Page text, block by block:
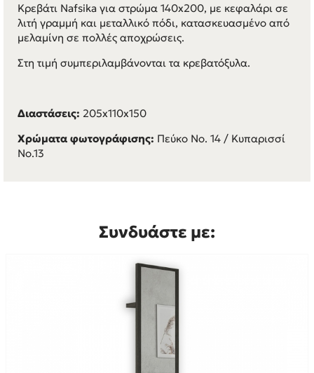
Κρεβάτι Nafsika για στρώμα 140x200, με κεφαλάρι σε
λιτή γραμμή και μεταλλικό πόδι, κατασκευασμένο από
μελαμίνη σε πολλές αποχρώσεις.
Στη τιμή συμπεριλαμβάνονται τα κρεβατόξυλα.
Διαστάσεις: 205x110x150
Χρώματα φωτογράφισης: Πεύκο Νο. 14 / Κυπαρισσί
Νο.13
Συνδυάστε με: